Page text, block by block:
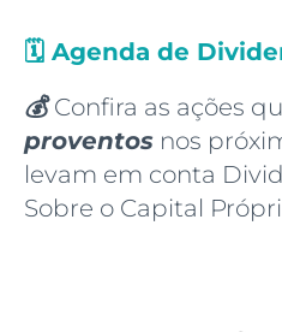
🗓️ Agenda de
💰Confira as ações
proventos nos
levam em conta
Sobre o Capital